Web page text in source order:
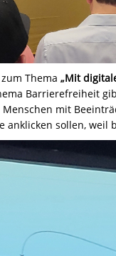
Thema „Mit
Barrierefreiheit
mit
anklicken sollen,